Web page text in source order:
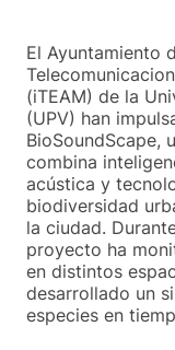
El Ayuntamiento
(iTEAM) de la
(UPV) han
BioSoundScape,
combina
acústica y
biodiversidad
la ciudad.
proyecto ha
en distintos
desarrollado un
especies en